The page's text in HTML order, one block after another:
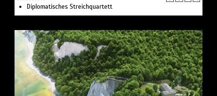
Diplomatisches Streichquartett